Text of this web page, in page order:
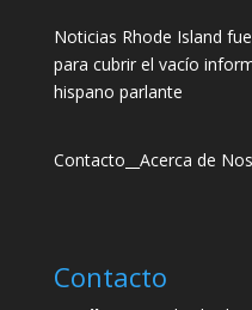
Noticias Rhode Island
para cubrir el vacío
hispano parlante
Contacto Acerca de
Contacto